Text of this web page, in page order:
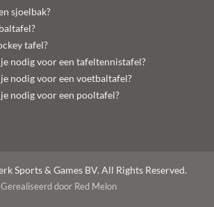
sjoelbak?
tafel?
nodig voor een tafeltennistafel?
nodig voor een voetbaltafel?
nodig voor een pooltafel?
Sports & Games BV. All Rights Reserved.
Gerealiseerd door Red Melon